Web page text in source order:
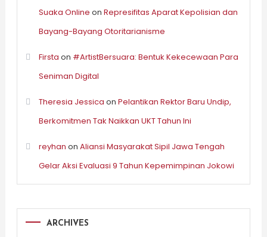
Suaka Online on Represifitas Aparat Kepolisian dan
Bayang-Bayang Otoritarianisme
Firsta on #ArtistBersuara: Bentuk Kekecewaan Para
Seniman Digital
Theresia Jessica on Pelantikan Rektor Baru Undip,
Berkomitmen Tak Naikkan UKT Tahun Ini
reyhan on Aliansi Masyarakat Sipil Jawa Tengah
Gelar Aksi Evaluasi 9 Tahun Kepemimpinan Jokowi
ARCHIVES